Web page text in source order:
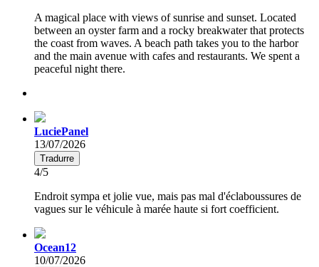
A magical place with views of sunrise and sunset. Located
between an oyster farm and a rocky breakwater that protects
the coast from waves. A beach path takes you to the harbor
and the main avenue with cafes and restaurants. We spent a
peaceful night there.
LuciePanel
13/07/2026
Tradurre
4/5
Endroit sympa et jolie vue, mais pas mal d'éclaboussures de
vagues sur le véhicule à marée haute si fort coefficient.
Ocean12
10/07/2026